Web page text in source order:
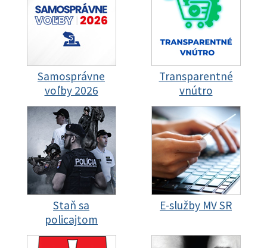
Samosprávne
voľby 2026
Transparentné
vnútro
Staň sa
policajtom
E-služby MV SR